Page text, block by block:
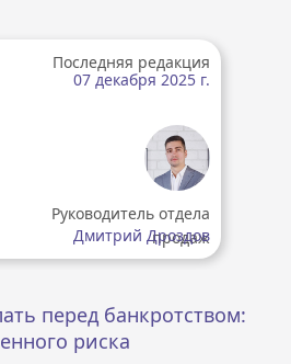
Последняя редакция
07 декабря 2025 г.
Руководитель отдела
продаж
Дмитрий Дроздов
перед банкротством:
риска